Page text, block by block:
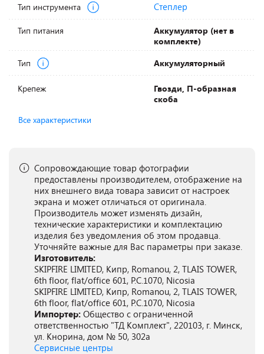
Тип инструмента Степлер
Тип питания
Аккумулятор (нет в
комплекте)
Тип
Аккумуляторный
Крепеж
Гвозди, П-образная
скоба
Все характеристики
Сопровождающие товар фотографии
предоставлены производителем, отображение на
них внешнего вида товара зависит от настроек
экрана и может отличаться от оригинала.
Производитель может изменять дизайн,
технические характеристики и комплектацию
изделия без уведомления об этом продавца.
Уточняйте важные для Вас параметры при заказе.
Изготовитель:
SKIPFIRE LIMITED, Кипр, Romanou, 2, TLAIS TOWER,
6th floor, flat/office 601, P.C.1070, Nicosia
SKIPFIRE LIMITED, Кипр, Romanou, 2, TLAIS TOWER,
6th floor, flat/office 601, P.C.1070, Nicosia
Импортер: Общество с ограниченной
ответственностью "ТД Комплект", 220103, г. Минск,
ул. Кнорина, дом № 50, 302а
Сервисные центры